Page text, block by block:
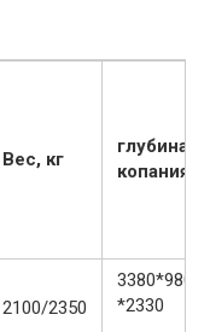
Вес, кг
глубина
копания,
2100/2350
*2330